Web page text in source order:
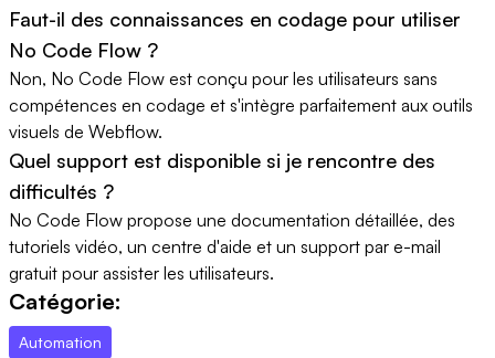
Faut-il des connaissances en codage pour utiliser
No Code Flow ?
Non, No Code Flow est conçu pour les utilisateurs sans
compétences en codage et s'intègre parfaitement aux outils
visuels de Webflow.
Quel support est disponible si je rencontre des
difficultés ?
No Code Flow propose une documentation détaillée, des
tutoriels vidéo, un centre d'aide et un support par e-mail
gratuit pour assister les utilisateurs.
Catégorie:
Automation